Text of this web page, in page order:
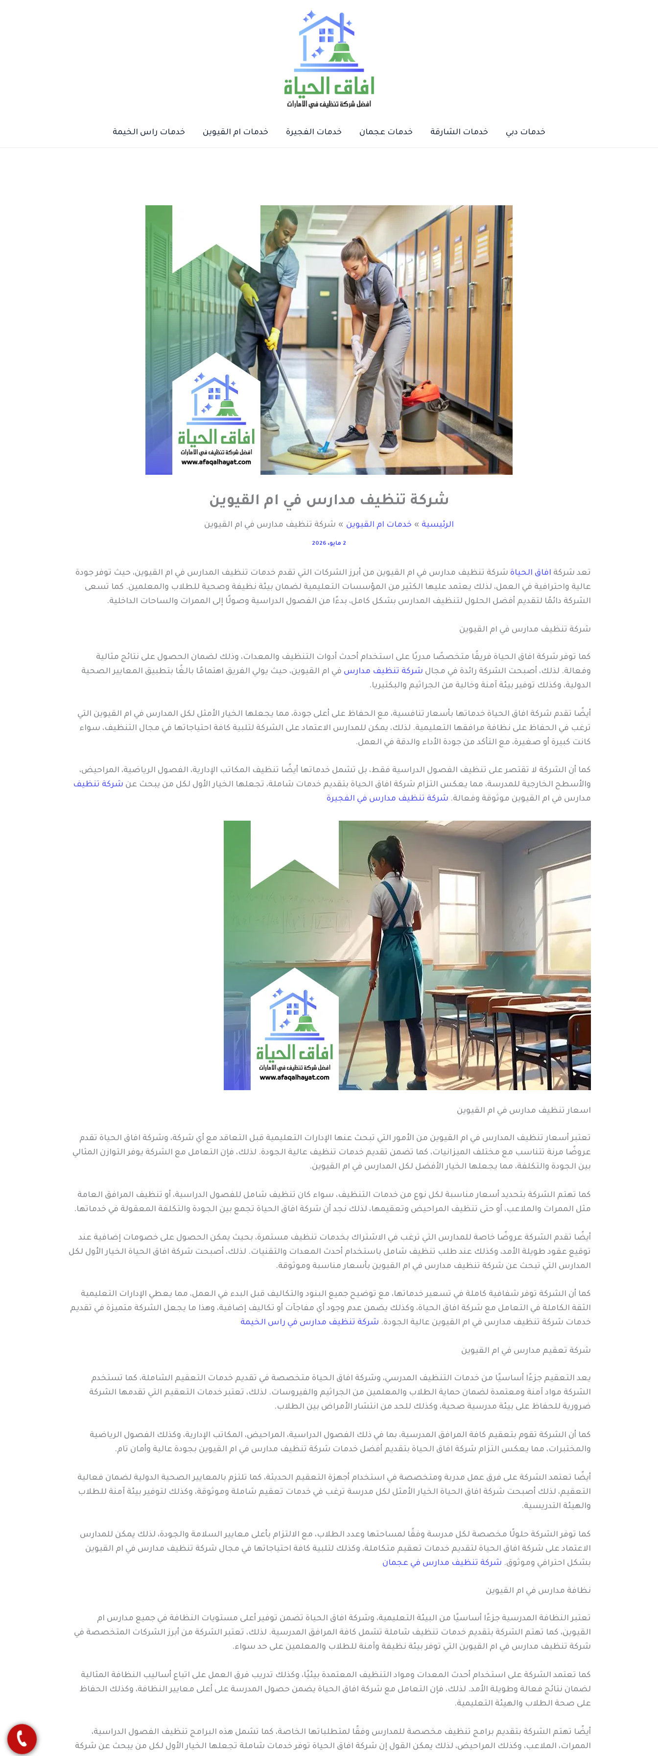
خدمات دبي خدمات الشارقة خدمات عجمان خدمات الفجيرة خدمات ام القيوين خدمات راس الخيمة
شركة تنظيف مدارس في ام القيوين
الرئيسية خدمات ام القيوين شركة تنظيف مدارس في ام القيوين
2 مايو، 2026
تعد شركة افاق الحياة شركة تنظيف مدارس في ام القيوين من أبرز الشركات التي تقدم خدمات تنظيف المدارس في ام القيوين، حيث توفر جودة
عالية واحترافية في العمل، لذلك يعتمد عليها الكثير من المؤسسات التعليمية لضمان بيئة نظيفة وصحية للطلاب والمعلمين. كما تسعى
الشركة دائمًا لتقديم أفضل الحلول لتنظيف المدارس بشكل كامل، بدءًا من الفصول الدراسية وصولًا إلى الممرات والساحات الداخلية.
شركة تنظيف مدارس في ام القيوين
كما توفر شركة افاق الحياة فريقًا متخصصًا مدربًا على استخدام أحدث أدوات التنظيف والمعدات، وذلك لضمان الحصول على نتائج مثالية
وفعالة. لذلك، أصبحت الشركة رائدة في مجال شركة تنظيف مدارس في ام القيوين، حيث يولي الفريق اهتمامًا بالغًا بتطبيق المعايير الصحية
الدولية، وكذلك توفير بيئة آمنة وخالية من الجراثيم والبكتيريا.
أيضًا تقدم شركة افاق الحياة خدماتها بأسعار تنافسية، مع الحفاظ على أعلى جودة، مما يجعلها الخيار الأمثل لكل المدارس في ام القيوين التي
ترغب في الحفاظ على نظافة مرافقها التعليمية. لذلك، يمكن للمدارس الاعتماد على الشركة لتلبية كافة احتياجاتها في مجال التنظيف، سواء
كانت كبيرة أو صغيرة، مع التأكد من جودة الأداء والدقة في العمل.
كما أن الشركة لا تقتصر على تنظيف الفصول الدراسية فقط، بل تشمل خدماتها أيضًا تنظيف المكاتب الإدارية، الفصول الرياضية، المراحيض،
والأسطح الخارجية للمدرسة، مما يعكس التزام شركة افاق الحياة بتقديم خدمات شاملة، تجعلها الخيار الأول لكل من يبحث عن شركة تنظيف
مدارس في ام القيوين موثوقة وفعالة. شركة تنظيف مدارس في الفجيرة
اسعار تنظيف مدارس في ام القيوين
تعتبر أسعار تنظيف المدارس في ام القيوين من الأمور التي تبحث عنها الإدارات التعليمية قبل التعاقد مع أي شركة، وشركة افاق الحياة تقدم
عروضًا مرنة تتناسب مع مختلف الميزانيات، كما تضمن تقديم خدمات تنظيف عالية الجودة. لذلك، فإن التعامل مع الشركة يوفر التوازن المثالي
بين الجودة والتكلفة، مما يجعلها الخيار الأفضل لكل المدارس في ام القيوين.
كما تهتم الشركة بتحديد أسعار مناسبة لكل نوع من خدمات التنظيف، سواء كان تنظيف شامل للفصول الدراسية، أو تنظيف المرافق العامة
مثل الممرات والملاعب، أو حتى تنظيف المراحيض وتعقيمها، لذلك نجد أن شركة افاق الحياة تجمع بين الجودة والتكلفة المعقولة في خدماتها.
أيضًا تقدم الشركة عروضًا خاصة للمدارس التي ترغب في الاشتراك بخدمات تنظيف مستمرة، بحيث يمكن الحصول على خصومات إضافية عند
توقيع عقود طويلة الأمد، وكذلك عند طلب تنظيف شامل باستخدام أحدث المعدات والتقنيات. لذلك، أصبحت شركة افاق الحياة الخيار الأول لكل
المدارس التي تبحث عن شركة تنظيف مدارس في ام القيوين بأسعار مناسبة وموثوقة.
كما أن الشركة توفر شفافية كاملة في تسعير خدماتها، مع توضيح جميع البنود والتكاليف قبل البدء في العمل، مما يعطي الإدارات التعليمية
الثقة الكاملة في التعامل مع شركة افاق الحياة، وكذلك يضمن عدم وجود أي مفاجآت أو تكاليف إضافية، وهذا ما يجعل الشركة متميزة في تقديم
خدمات شركة تنظيف مدارس في ام القيوين عالية الجودة. شركة تنظيف مدارس في راس الخيمة
شركة تعقيم مدارس في ام القيوين
يعد التعقيم جزءًا أساسيًا من خدمات التنظيف المدرسي، وشركة افاق الحياة متخصصة في تقديم خدمات التعقيم الشاملة، كما تستخدم
الشركة مواد آمنة ومعتمدة لضمان حماية الطلاب والمعلمين من الجراثيم والفيروسات. لذلك، تعتبر خدمات التعقيم التي تقدمها الشركة
ضرورية للحفاظ على بيئة مدرسية صحية، وكذلك للحد من انتشار الأمراض بين الطلاب.
كما أن الشركة تقوم بتعقيم كافة المرافق المدرسية، بما في ذلك الفصول الدراسية، المراحيض، المكاتب الإدارية، وكذلك الفصول الرياضية
والمختبرات، مما يعكس التزام شركة افاق الحياة بتقديم أفضل خدمات شركة تنظيف مدارس في ام القيوين بجودة عالية وأمان تام.
أيضًا تعتمد الشركة على فرق عمل مدربة ومتخصصة في استخدام أجهزة التعقيم الحديثة، كما تلتزم بالمعايير الصحية الدولية لضمان فعالية
التعقيم، لذلك أصبحت شركة افاق الحياة الخيار الأمثل لكل مدرسة ترغب في خدمات تعقيم شاملة وموثوقة، وكذلك لتوفير بيئة آمنة للطلاب
والهيئة التدريسية.
كما توفر الشركة حلولًا مخصصة لكل مدرسة وفقًا لمساحتها وعدد الطلاب، مع الالتزام بأعلى معايير السلامة والجودة، لذلك يمكن للمدارس
الاعتماد على شركة افاق الحياة لتقديم خدمات تعقيم متكاملة، وكذلك لتلبية كافة احتياجاتها في مجال شركة تنظيف مدارس في ام القيوين
بشكل احترافي وموثوق. شركة تنظيف مدارس في عجمان
نظافة مدارس في ام القيوين
تعتبر النظافة المدرسية جزءًا أساسيًا من البيئة التعليمية، وشركة افاق الحياة تضمن توفير أعلى مستويات النظافة في جميع مدارس ام
القيوين، كما تهتم الشركة بتقديم خدمات تنظيف شاملة تشمل كافة المرافق المدرسية. لذلك، تعتبر الشركة من أبرز الشركات المتخصصة في
شركة تنظيف مدارس في ام القيوين التي توفر بيئة نظيفة وآمنة للطلاب والمعلمين على حد سواء.
كما تعتمد الشركة على استخدام أحدث المعدات ومواد التنظيف المعتمدة بيئيًا، وكذلك تدريب فرق العمل على اتباع أساليب النظافة المثالية
لضمان نتائج فعالة وطويلة الأمد. لذلك، فإن التعامل مع شركة افاق الحياة يضمن حصول المدرسة على أعلى معايير النظافة، وكذلك الحفاظ
على صحة الطلاب والهيئة التعليمية.
أيضًا تهتم الشركة بتقديم برامج تنظيف مخصصة للمدارس وفقًا لمتطلباتها الخاصة، كما تشمل هذه البرامج تنظيف الفصول الدراسية،
الممرات، الملاعب، وكذلك المراحيض، لذلك يمكن القول إن شركة افاق الحياة توفر خدمات شاملة تجعلها الخيار الأول لكل من يبحث عن شركة